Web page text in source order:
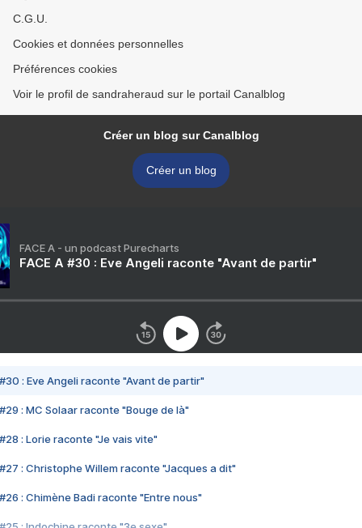
C.G.U.
Cookies et données personnelles
Préférences cookies
Voir le profil de sandraheraud sur le portail Canalblog
Créer un blog sur Canalblog
Créer un blog
FACE A - un podcast Purecharts
FACE A #30 : Eve Angeli raconte "Avant de partir"
#30 : Eve Angeli raconte "Avant de partir"
#29 : MC Solaar raconte "Bouge de là"
#28 : Lorie raconte "Je vais vite"
#27 : Christophe Willem raconte "Jacques a dit"
#26 : Chimène Badi raconte "Entre nous"